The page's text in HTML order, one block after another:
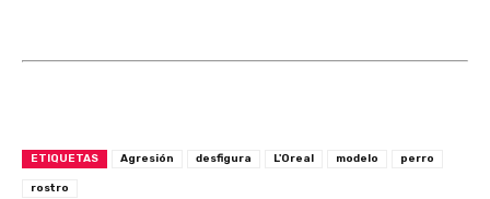
ETIQUETAS Agresión desfigura L'Oreal modelo perro
rostro